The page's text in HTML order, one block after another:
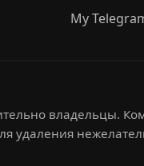
My
владельцы.
удаления